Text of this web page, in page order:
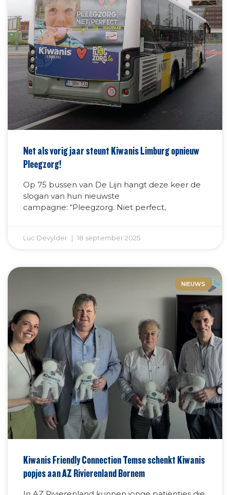
Net als vorig jaar steunt Kiwanis Limburg opnieuw
Pleegzorg!
Op 75 bussen van De Lijn hangt deze keer de
slogan van hun nieuwste
campagne: “Pleegzorg. Niet perfect,
Luc Devylder 18 september 2025
NIEUWS
Kiwanis Friendly Connection Temse schenkt Kiwanis
popjes aan AZ Rivierenland Bornem